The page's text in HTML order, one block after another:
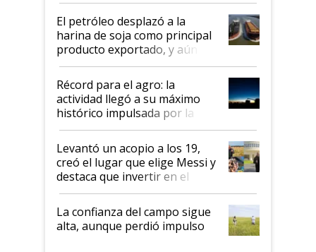
El petróleo desplazó a la
harina de soja como principal
producto exportado, y aún así
el agro aportó casi seis de cada
diez dólares y sostuvo el
liderazgo en un semestre
récord
Récord para el agro: la
actividad llegó a su máximo
histórico impulsada por la
cosecha y las exportaciones
Levantó un acopio a los 19,
creó el lugar que elige Messi y
destaca que invertir en el
kirchnerismo era como "darle
plata a un hijo para droga":
Juan Félix Rossetti, el libertario
que de una dura crisis salió
La confianza del campo sigue
alta, aunque perdió impulso